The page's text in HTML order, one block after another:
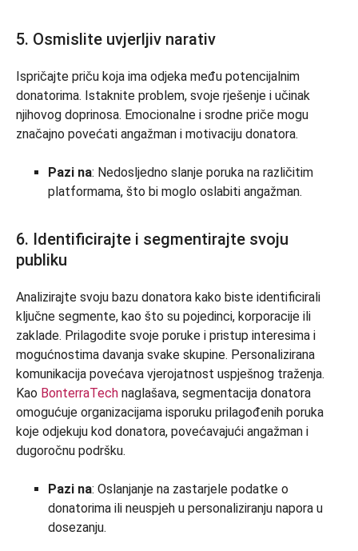
5. Osmislite uvjerljiv narativ
Ispričajte priču koja ima odjeka među potencijalnim
donatorima. Istaknite problem, svoje rješenje i učinak
njihovog doprinosa. Emocionalne i srodne priče mogu
značajno povećati angažman i motivaciju donatora.
Pazi na: Nedosljedno slanje poruka na različitim
platformama, što bi moglo oslabiti angažman.
6. Identificirajte i segmentirajte svoju
publiku
Analizirajte svoju bazu donatora kako biste identificirali
ključne segmente, kao što su pojedinci, korporacije ili
zaklade. Prilagodite svoje poruke i pristup interesima i
mogućnostima davanja svake skupine. Personalizirana
komunikacija povećava vjerojatnost uspješnog traženja.
Kao BonterraTech naglašava, segmentacija donatora
omogućuje organizacijama isporuku prilagođenih poruka
koje odjekuju kod donatora, povećavajući angažman i
dugoročnu podršku.
Pazi na: Oslanjanje na zastarjele podatke o
donatorima ili neuspjeh u personaliziranju napora u
dosezanju.